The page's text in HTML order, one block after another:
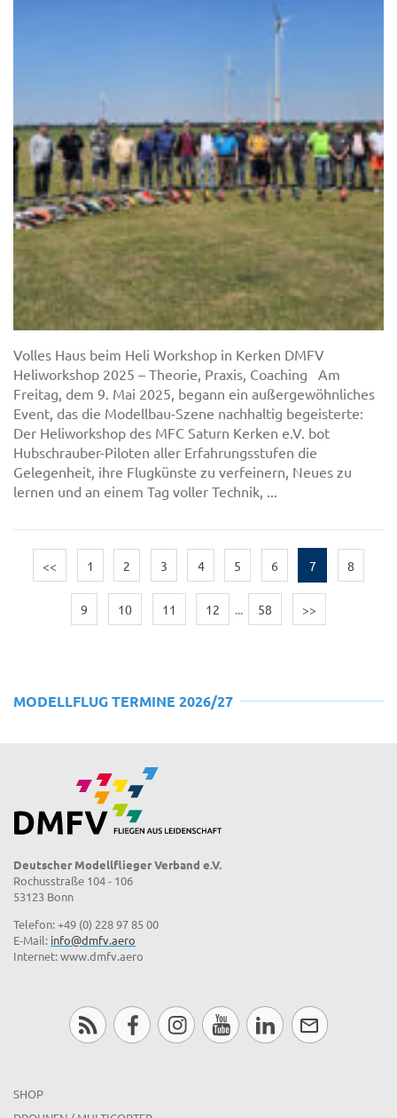
Volles Haus beim Heli Workshop in Kerken DMFV
Heliworkshop 2025 – Theorie, Praxis, Coaching Am
Freitag, dem 9. Mai 2025, begann ein außergewöhnliches
Event, das die Modellbau-Szene nachhaltig begeisterte:
Der Heliworkshop des MFC Saturn Kerken e.V. bot
Hubschrauber-Piloten aller Erfahrungsstufen die
Gelegenheit, ihre Flugkünste zu verfeinern, Neues zu
lernen und an einem Tag voller Technik, ...
<< 1 2 3 4 5 6 7 8
9 10 11 12 ... 58 >>
MODELLFLUG TERMINE 2026/27
Deutscher Modellflieger Verband e.V.
Rochusstraße 104 - 106
53123 Bonn
Telefon: +49 (0) 228 97 85 00
E-Mail: info@dmfv.aero
Internet: www.dmfv.aero
SHOP